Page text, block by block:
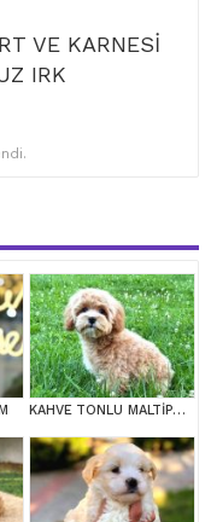
VE KARNESİ
IRK
KAHVE TONLU MALTİPOO CİNSİ YAVRULAR